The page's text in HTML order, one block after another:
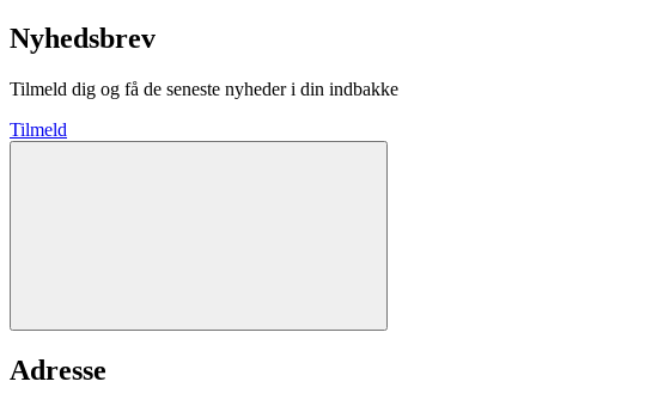
Nyhedsbrev
Tilmeld dig og få de seneste nyheder i din indbakke
Tilmeld
Adresse